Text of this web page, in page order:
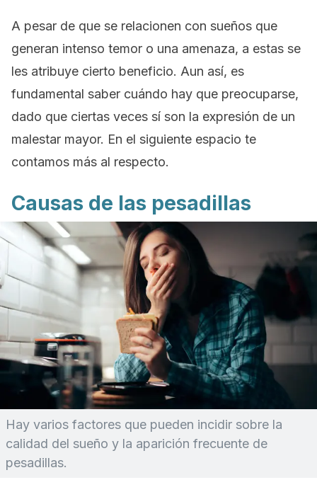
A pesar de que se relacionen con sueños que
generan intenso temor o una amenaza, a estas se
les atribuye cierto beneficio. Aun así, es
fundamental saber cuándo hay que preocuparse,
dado que ciertas veces sí son la expresión de un
malestar mayor. En el siguiente espacio te
contamos más al respecto.
Causas de las pesadillas
Hay varios factores que pueden incidir sobre la
calidad del sueño y la aparición frecuente de
pesadillas.